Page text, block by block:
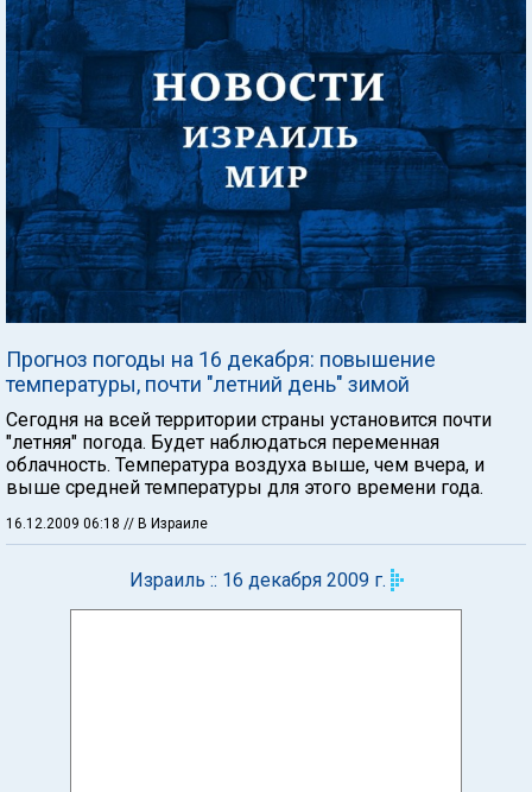
Прогноз погоды на 16 декабря: повышение
температуры, почти "летний день" зимой
Сегодня на всей территории страны установится почти
"летняя" погода. Будет наблюдаться переменная
облачность. Температура воздуха выше, чем вчера, и
выше средней температуры для этого времени года.
16.12.2009 06:18 // В Израиле
Израиль :: 16 декабря 2009 г.